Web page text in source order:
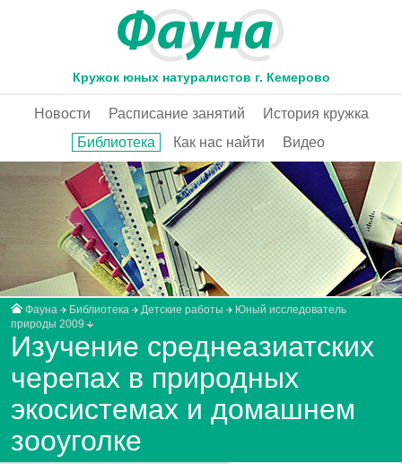
Кружок юных натуралистов г. Кемерово
Новости Расписание занятий
История кружка
Библиотека
Как нас найти Видео
Фауна Библиотека Детские работы
Юный исследователь
природы 2009
Изучение среднеазиатских
черепах в природных
экосистемах и домашнем
зооуголке